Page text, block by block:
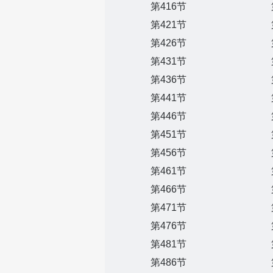
第416节
第421节
第426节
第431节
第436节
第441节
第446节
第451节
第456节
第461节
第466节
第471节
第476节
第481节
第486节